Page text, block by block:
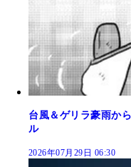
台風＆ゲリラ豪雨か
ル
2026年07月29日 06:30